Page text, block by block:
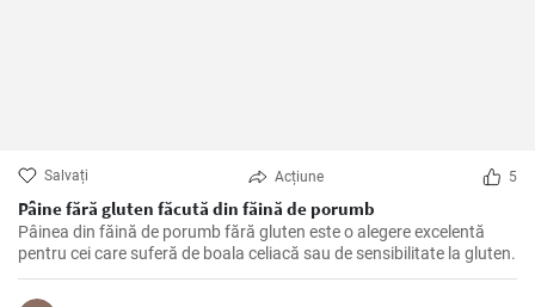
Salvați Acțiune 5
Pâine fără gluten făcută din făină de porumb
Pâinea din făină de porumb fără gluten este o alegere excelentă
pentru cei care suferă de boala celiacă sau de sensibilitate la gluten.